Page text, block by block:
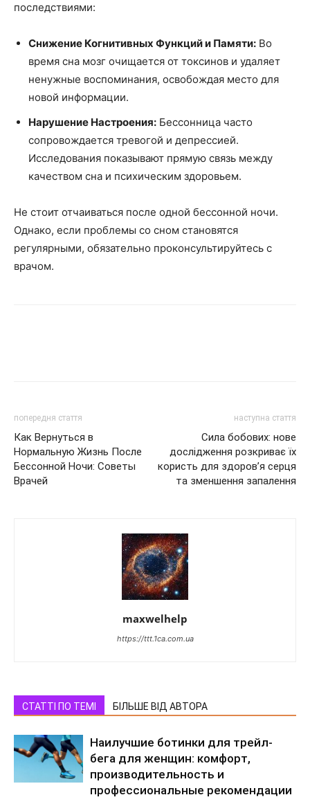
последствиями:
Снижение Когнитивных Функций и Памяти: Во
время сна мозг очищается от токсинов и удаляет
ненужные воспоминания, освобождая место для
новой информации.
Нарушение Настроения: Бессонница часто
сопровождается тревогой и депрессией.
Исследования показывают прямую связь между
качеством сна и психическим здоровьем.
Не стоит отчаиваться после одной бессонной ночи.
Однако, если проблемы со сном становятся
регулярными, обязательно проконсультируйтесь с
врачом.
попередня стаття
Как Вернуться в
Нормальную Жизнь После
Бессонной Ночи: Советы
Врачей
наступна стаття
Сила бобових: нове
дослідження розкриває їх
користь для здоров’я серця
та зменшення запалення
maxwelhelp
https://ttt.1ca.com.ua
СТАТТІ ПО ТЕМІ БІЛЬШЕ ВІД АВТОРА
Наилучшие ботинки для трейл-
бега для женщин: комфорт,
производительность и
профессиональные рекомендации